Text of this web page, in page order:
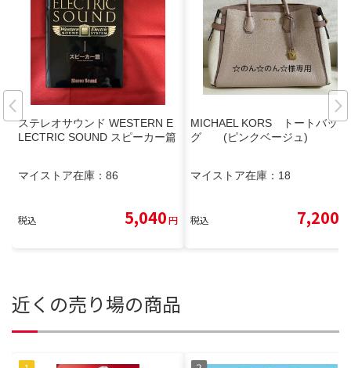
ステレオサウンド WESTERN E
LECTRIC SOUND スピーカー篇
マイストア在庫： 86
税込 5,040円
MICHAEL KORS トートバッ
グ (ピンクベージュ)
マイストア在庫： 18
税込 7,200
近くの売り場の商品